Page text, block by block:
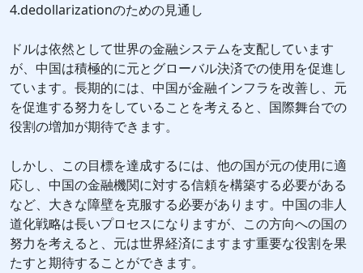
4.dedollarizationのための見通し
ドルは依然として世界の金融システムを支配しています
が、中国は積極的に元とグローバル決済での使用を促進し
ています。長期的には、中国が金融インフラを改善し、元
を促進する努力をしていることを考えると、国際舞台での
役割の増加が期待できます。
しかし、この目標を達成するには、他の国が元の使用に適
応し、中国の金融機関に対する信頼を構築する必要がある
など、大きな障壁を克服する必要があります。中国の非人
道化戦略は長いプロセスになりますが、この方向への国の
努力を考えると、元は世界経済にますます重要な役割を果
たすと期待することができます。